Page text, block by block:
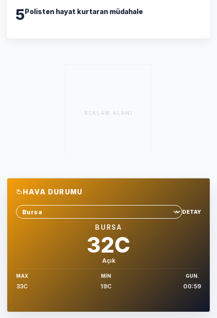
5Polisten hayat kurtaran müdahale
REKLAM ALANI
HAVA DURUMU
Sehir sec
DETAY
BURSA
32C
Açık
MAX
33C
MIN
19C
GUN.
00:59